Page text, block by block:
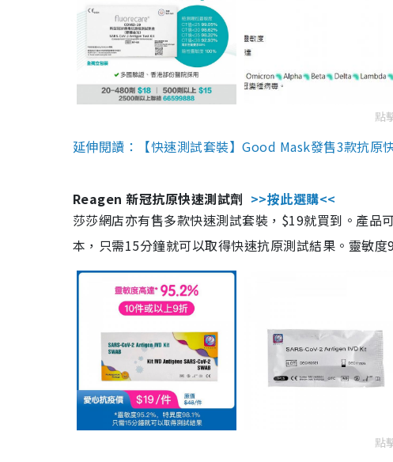
點
延伸閱讀：【快速測試套裝】Good Mask發售3款抗
Reagen 新冠抗原快速測試劑 >>按此選購<<
莎莎網店亦有售多款快速測試套裝，$19就買到。產
本，只需15分鐘就可以取得快速抗原測試結果。靈敏度
點